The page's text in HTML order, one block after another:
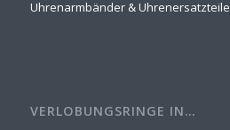
Uhrenarmbänder & Uhrenersatzteile
VERLOBUNGSRINGE IN…